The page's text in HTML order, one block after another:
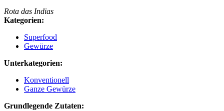
Rota das Indias
Kategorien:
Superfood
Gewürze
Unterkategorien:
Konventionell
Ganze Gewürze
Grundlegende Zutaten: